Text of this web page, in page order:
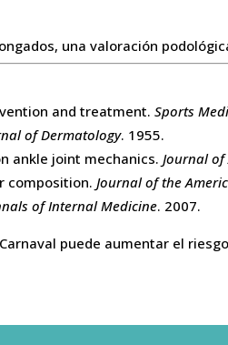
una valoración
and treatment.Sports
of Dermatology. 1955.
ankle joint mechanics. Journal
composition. Journal of the
of Internal Medicine. 2007.
puede aumentar el